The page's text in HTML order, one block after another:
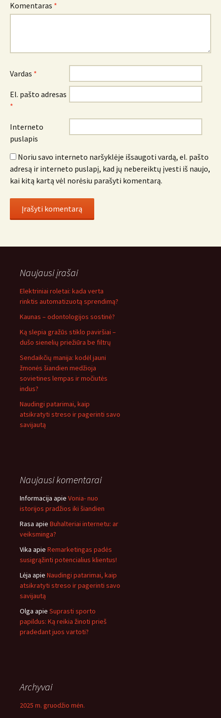
Komentaras *
Vardas *
El. pašto adresas
*
Interneto
puslapis
Noriu savo interneto naršyklėje išsaugoti vardą, el. pašto
adresą ir interneto puslapį, kad jų nebereiktų įvesti iš naujo,
kai kitą kartą vėl norėsiu parašyti komentarą.
Naujausi įrašai
Elektriniai roletai: kada verta
rinktis automatizuotą sprendimą?
Kaunas – odontologijos sostinė?
Ką slepia gražūs stiklo paviršiai –
dušo sienelių priežiūra be filtrų
Sendaikčių manija: kodėl jauni
žmonės šiandien medžioja
sovietines lempas ir močiutės
indus?
Naudingi patarimai, kaip
atsikratyti streso ir pagerinti savo
savijautą
Naujausi komentarai
Informacija apie Vonia- nuo
istorijos pradžios iki šiandien
Rasa apie Buhalteriai internetu: ar
veiksminga?
Vika apie Remarketingas padės
susigrąžinti potencialius klientus!
Lėja apie Naudingi patarimai, kaip
atsikratyti streso ir pagerinti savo
savijautą
Olga apie Suprasti sporto
papildus: Ką reikia žinoti prieš
pradedant juos vartoti?
Archyvai
2025 m. gruodžio mėn.